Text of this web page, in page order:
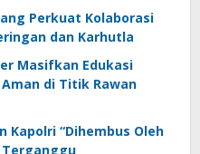
Perkuat Kolaborasi
dan Karhutla
Masifkan Edukasi
di Titik Rawan
Kapolri “Dihembus Oleh
Terganggu